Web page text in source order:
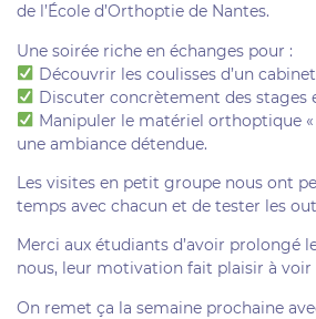
de l’École d’Orthoptie de Nantes.
Une soirée riche en échanges pour :
Découvrir les coulisses d’un
Discuter concrètement des stages
Manipuler le matériel orthoptique «
une ambiance détendue.
Les visites en petit groupe nous ont
temps avec chacun et de tester les
Merci aux étudiants d’avoir prolongé
nous, leur motivation fait plaisir à voir
On remet ça la semaine prochaine